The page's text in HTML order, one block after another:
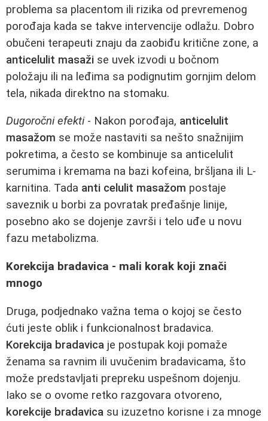
problema sa placentom ili rizika od prevremenog
porođaja kada se takve intervencije odlažu. Dobro
obučeni terapeuti znaju da zaobiđu kritične zone, a
anticelulit masaži se uvek izvodi u bočnom
položaju ili na leđima sa podignutim gornjim delom
tela, nikada direktno na stomaku.
Dugoročni efekti- Nakon porođaja, anticelulit
masažom se može nastaviti sa nešto snažnijim
pokretima, a često se kombinuje sa anticelulit
serumima i kremama na bazi kofeina, bršljana ili L-
karnitina. Tada anti celulit masažom postaje
saveznik u borbi za povratak pređašnje linije,
posebno ako se dojenje završi i telo uđe u novu
fazu metabolizma.
Korekcija bradavica - mali korak koji znači
mnogo
Druga, podjednako važna tema o kojoj se često
ćuti jeste oblik i funkcionalnost bradavica.
Korekcija bradavica je postupak koji pomaže
ženama sa ravnim ili uvučenim bradavicama, što
može predstavljati prepreku uspešnom dojenju.
Iako se o ovome retko razgovara otvoreno,
korekcije bradavica su izuzetno korisne i za mnoge